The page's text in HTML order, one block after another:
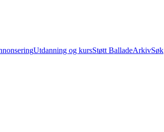
Utdanning og kursStøtt BalladeArkivSøk